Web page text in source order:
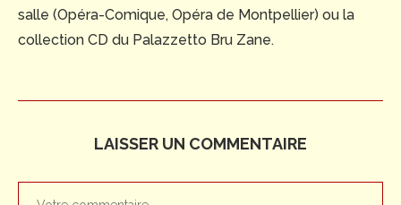
salle (Opéra-Comique, Opéra de Montpellier) ou la
collection CD du Palazzetto Bru Zane.
LAISSER UN COMMENTAIRE